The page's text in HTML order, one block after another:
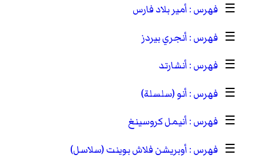
☰
أمير بلاد فارس
☰
أنجري بيردز
☰
أنشارتد
☰
أنو (سلسلة)
☰
أنيمل كروسينغ
☰
أوبريشن فلاش بوينت (سلاسل)